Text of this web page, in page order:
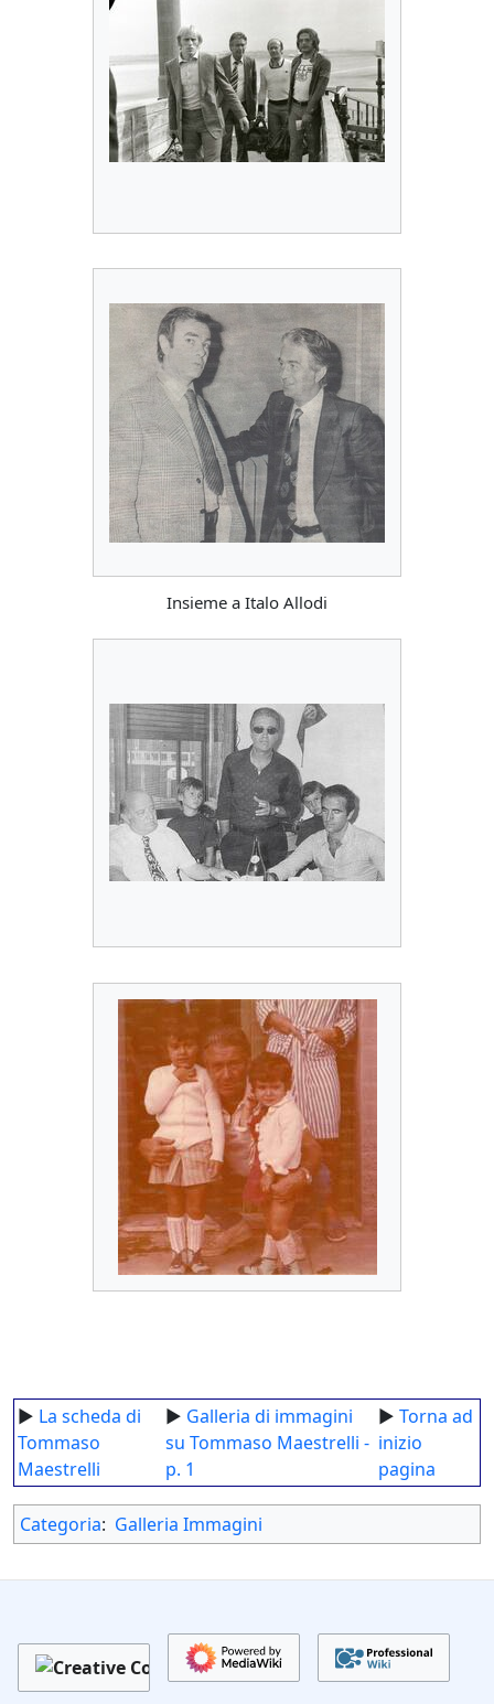
Insieme a Italo Allodi
► La scheda di
Tommaso
Maestrelli
► Galleria di immagini
su Tommaso Maestrelli -
p. 1
► Torna ad
inizio
pagina
Categoria: Galleria Immagini